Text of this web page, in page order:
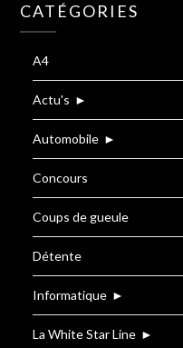
CATÉGORIES
A4
Actu's ►
Automobile ►
Concours
Coups de gueule
Détente
Informatique ►
La White Star Line ►